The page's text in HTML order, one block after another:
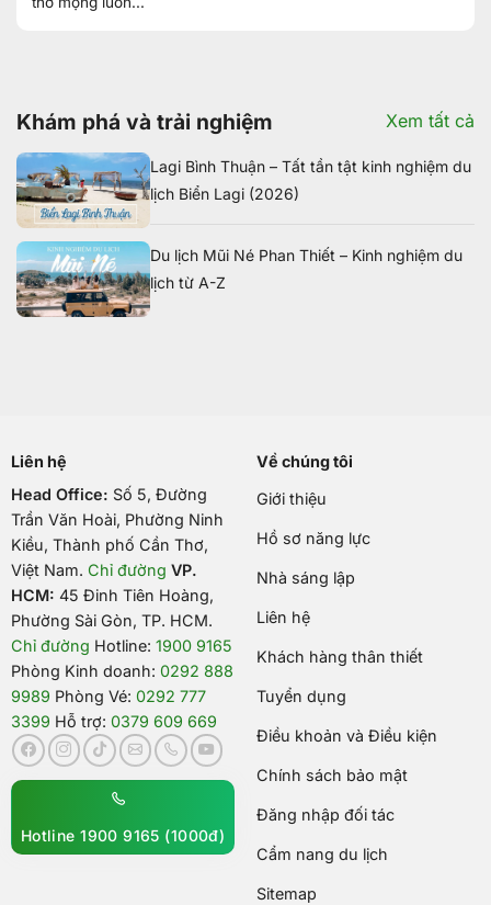
Khám phá và trải nghiệm Xem tất cả
Lagi Bình Thuận – Tất tần tật kinh nghiệm du
lịch Biển Lagi (2026)
Du lịch Mũi Né Phan Thiết – Kinh nghiệm du
lịch từ A-Z
Liên hệ
Head Office: Số 5, Đường
Trần Văn Hoài, Phường Ninh
Kiều, Thành phố Cần Thơ,
Việt Nam. Chỉ đường VP.
HCM: 45 Đinh Tiên Hoàng,
Phường Sài Gòn, TP. HCM.
Chỉ đường Hotline: 1900 9165
Phòng Kinh doanh: 0292 888
9989 Phòng Vé: 0292 777
3399 Hỗ trợ: 0379 609 669
Hotline 1900 9165 (1000đ)
Về chúng tôi
Giới thiệu
Hồ sơ năng lực
Nhà sáng lập
Liên hệ
Khách hàng thân thiết
Tuyển dụng
Điều khoản và Điều kiện
Chính sách bảo mật
Đăng nhập đối tác
Cẩm nang du lịch
Sitemap